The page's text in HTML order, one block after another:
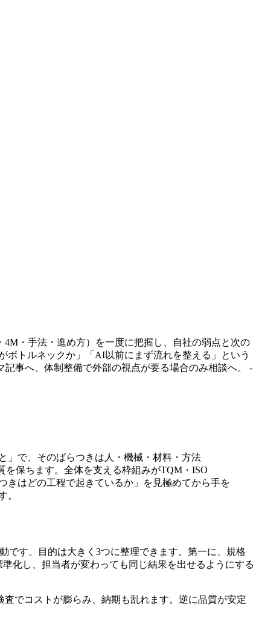
・手法・進め方）を一度に把握し、自社の弱点と次の
トルネックか」「AI以前にまず流れを整える」という
事へ、体制整備で外部の視点が要る場合のみ相談へ。 -
」で、そのばらつきは人・機械・材料・方法
を保ちます。全体を支える枠組みがTQM・ISO
きはどの工程で起きているか」を見極めてから手を
。
です。目的は大きく3つに整理できます。第一に、規格
化し、担当者が変わっても同じ結果を出せるようにする
でコストが膨らみ、納期も乱れます。逆に品質が安定